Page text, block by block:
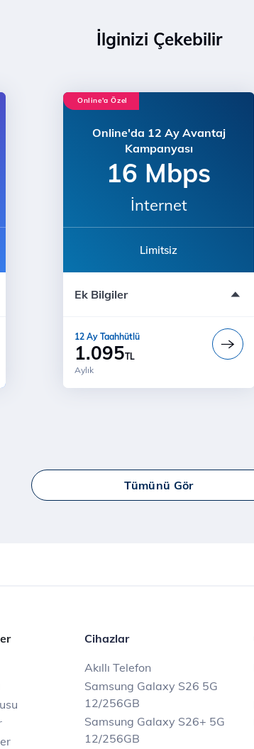
İlginizi Çekebilir
Online'a Özel
Online'da 12 Ay Avantaj
Kampanyası
16 Mbps
İnternet
Limitsiz
Ek Bilgiler
mağazalarda geçerli değildir.
Modem ücreti dahil değildir
12 Ay Taahhütlü
1.095TL
Aylık
Tümünü Gör
Cihazlar
Akıllı Telefon
Samsung Galaxy S26 5G
12/256GB
Samsung Galaxy S26+ 5G
12/256GB